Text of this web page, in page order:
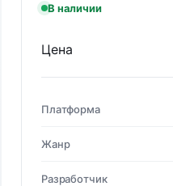
В наличии
Цена
Платформа
Жанр
Разработчик